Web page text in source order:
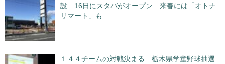
設 16日にスタバがオープン 来春には「オトナ
リマート」も
１４４チームの対戦決まる 栃木県学童野球抽選